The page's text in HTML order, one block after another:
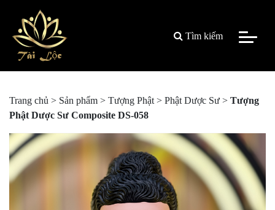
Tìm kiếm
Trang chủ > Sản phẩm > Tượng Phật > Phật Dược Sư > Tượng
Phật Dược Sư Composite DS-058